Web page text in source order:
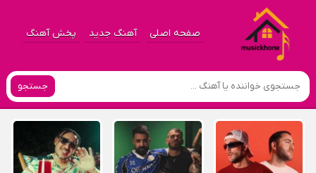
صفحه اصلی آهنگ جدید پخش آهنگ
جستجو